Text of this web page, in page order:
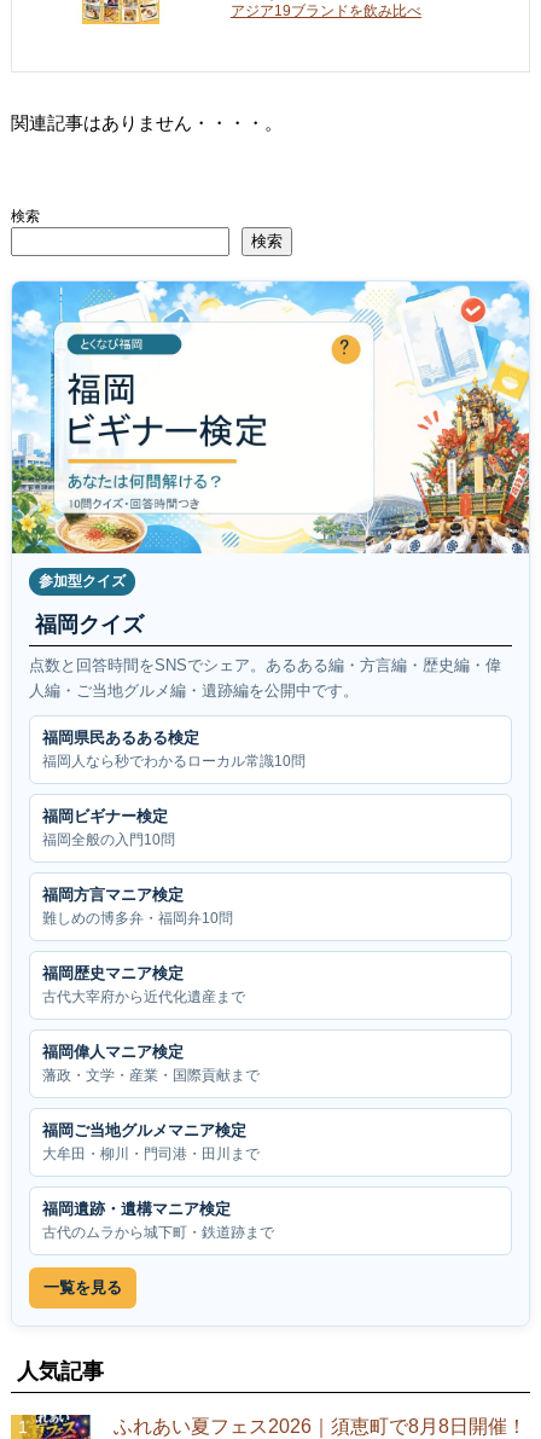
アジア19ブランドを飲み比べ
関連記事はありません・・・・。
検索
検索
参加型クイズ
福岡クイズ
点数と回答時間をSNSでシェア。あるある編・方言編・歴史編・偉
人編・ご当地グルメ編・遺跡編を公開中です。
福岡県民あるある検定
福岡人なら秒でわかるローカル常識10問
福岡ビギナー検定
福岡全般の入門10問
福岡方言マニア検定
難しめの博多弁・福岡弁10問
福岡歴史マニア検定
古代大宰府から近代化遺産まで
福岡偉人マニア検定
藩政・文学・産業・国際貢献まで
福岡ご当地グルメマニア検定
大牟田・柳川・門司港・田川まで
福岡遺跡・遺構マニア検定
古代のムラから城下町・鉄道跡まで
一覧を見る
人気記事
ふれあい夏フェス2026｜須恵町で8月8日開催！